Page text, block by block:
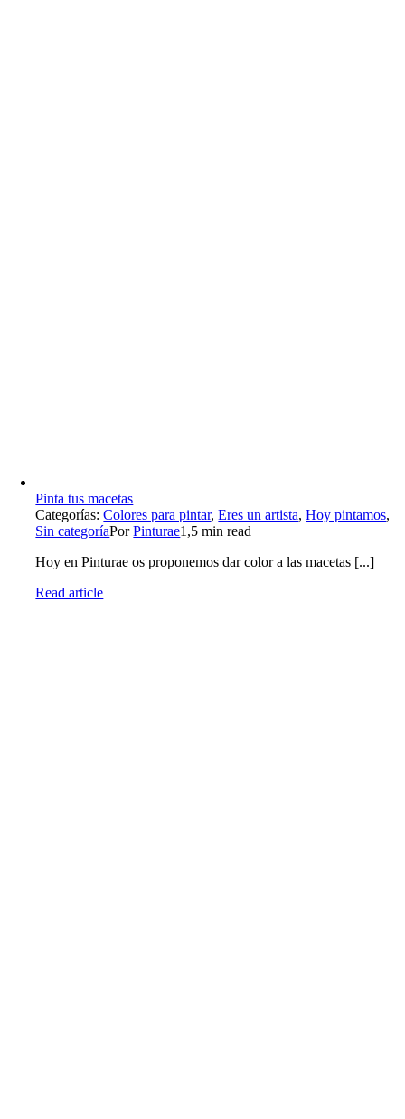
Pinta tus macetas
Categorías:Colores para pintar,Eres un artista,Hoy pintamos,
Sin categoríaPorPinturae1,5 min read
Hoy en Pinturae os proponemos dar color a las macetas [...]
Read article